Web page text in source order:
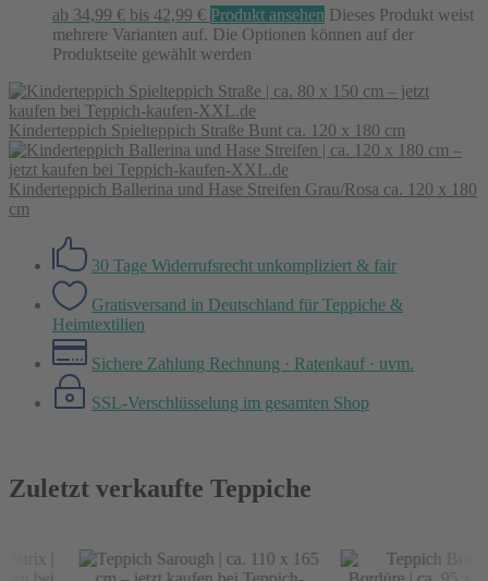
ab 34,99 € bis 42,99 € Produkt ansehen Dieses Produkt weist
mehrere Varianten auf. Die Optionen können auf der
Produktseite gewählt werden
Kinderteppich Spielteppich Straße Bunt ca. 120 x 180 cm
Kinderteppich Ballerina und Hase Streifen Grau/Rosa ca. 120 x 180
cm
30 Tage Widerrufsrecht unkompliziert & fair
Gratisversand in Deutschland für Teppiche &
Heimtextilien
Sichere Zahlung Rechnung · Ratenkauf · uvm.
SSL-Verschlüsselung im gesamten Shop
Zuletzt verkaufte Teppiche